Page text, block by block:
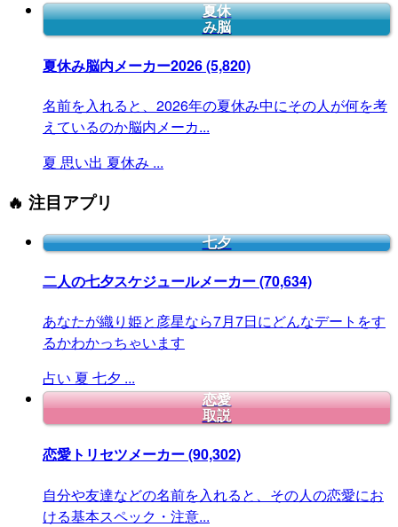
夏休
み脳
夏休み脳内メーカー2026(5,820)
名前を入れると、2026年の夏休み中にその人が何を考
えているのか脳内メーカ...
夏 思い出 夏休み ...
🔥 注目アプリ
七夕
二人の七夕スケジュールメーカー(70,634)
あなたが織り姫と彦星なら7月7日にどんなデートをす
るかわかっちゃいます
占い 夏 七夕 ...
恋愛
取説
恋愛トリセツメーカー(90,302)
自分や友達などの名前を入れると、その人の恋愛にお
ける基本スペック・注意...